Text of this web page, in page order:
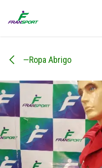
—Ropa Abrigo